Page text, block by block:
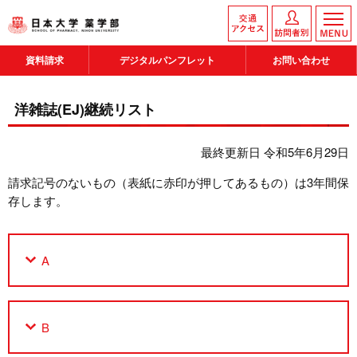
資料請求 デジタルパンフレット お問い合わせ
洋雑誌(EJ)継続リスト
最終更新日 令和5年6月29日
請求記号のないもの（表紙に赤印が押してあるもの）は3年間保
存します。
A
B